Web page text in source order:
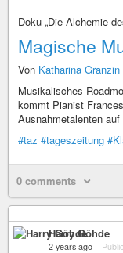
Doku „Die Alchemie
Magische
Von Katharina Granzin
Musikalisches
kommt Pianist
Ausnahmetalenten auf
#taz #tageszeitung
0 comments
Harry Göhde
2 years ago – Public